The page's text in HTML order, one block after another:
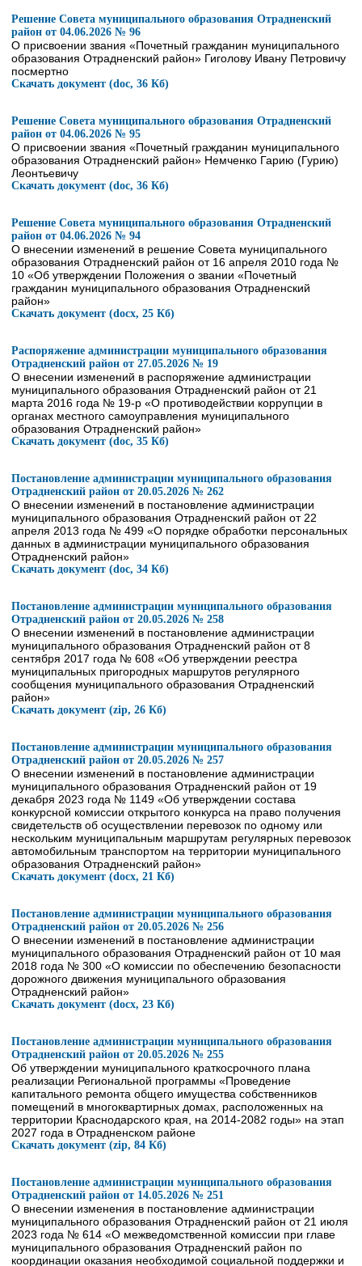
Решение Совета муниципального образования Отрадненский
район от 04.06.2026 № 96
О присвоении звания «Почетный гражданин муниципального
образования Отрадненский район» Гиголову Ивану Петровичу
посмертно
Скачать документ (doc, 36 Кб)
Решение Совета муниципального образования Отрадненский
район от 04.06.2026 № 95
О присвоении звания «Почетный гражданин муниципального
образования Отрадненский район» Немченко Гарию (Гурию)
Леонтьевичу
Скачать документ (doc, 36 Кб)
Решение Совета муниципального образования Отрадненский
район от 04.06.2026 № 94
О внесении изменений в решение Совета муниципального
образования Отрадненский район от 16 апреля 2010 года №
10 «Об утверждении Положения о звании «Почетный
гражданин муниципального образования Отрадненский
район»
Скачать документ (docx, 25 Кб)
Распоряжение администрации муниципального образования
Отрадненский район от 27.05.2026 № 19
О внесении изменений в распоряжение администрации
муниципального образования Отрадненский район от 21
марта 2016 года № 19-р «О противодействии коррупции в
органах местного самоуправления муниципального
образования Отрадненский район»
Скачать документ (doc, 35 Кб)
Постановление администрации муниципального образования
Отрадненский район от 20.05.2026 № 262
О внесении изменений в постановление администрации
муниципального образования Отрадненский район от 22
апреля 2013 года № 499 «О порядке обработки персональных
данных в администрации муниципального образования
Отрадненский район»
Скачать документ (doc, 34 Кб)
Постановление администрации муниципального образования
Отрадненский район от 20.05.2026 № 258
О внесении изменений в постановление администрации
муниципального образования Отрадненский район от 8
сентября 2017 года № 608 «Об утверждении реестра
муниципальных пригородных маршрутов регулярного
сообщения муниципального образования Отрадненский
район»
Скачать документ (zip, 26 Кб)
Постановление администрации муниципального образования
Отрадненский район от 20.05.2026 № 257
О внесении изменений в постановление администрации
муниципального образования Отрадненский район от 19
декабря 2023 года № 1149 «Об утверждении состава
конкурсной комиссии открытого конкурса на право получения
свидетельств об осуществлении перевозок по одному или
нескольким муниципальным маршрутам регулярных перевозок
автомобильным транспортом на территории муниципального
образования Отрадненский район»
Скачать документ (docx, 21 Кб)
Постановление администрации муниципального образования
Отрадненский район от 20.05.2026 № 256
О внесении изменений в постановление администрации
муниципального образования Отрадненский район от 10 мая
2018 года № 300 «О комиссии по обеспечению безопасности
дорожного движения муниципального образования
Отрадненский район»
Скачать документ (docx, 23 Кб)
Постановление администрации муниципального образования
Отрадненский район от 20.05.2026 № 255
Об утверждении муниципального краткосрочного плана
реализации Региональной программы «Проведение
капитального ремонта общего имущества собственников
помещений в многоквартирных домах, расположенных на
территории Краснодарского края, на 2014-2082 годы» на этап
2027 года в Отрадненском районе
Скачать документ (zip, 84 Кб)
Постановление администрации муниципального образования
Отрадненский район от 14.05.2026 № 251
О внесении изменения в постановление администрации
муниципального образования Отрадненский район от 21 июля
2023 года № 614 «О межведомственной комиссии при главе
муниципального образования Отрадненский район по
координации оказания необходимой социальной поддержки и